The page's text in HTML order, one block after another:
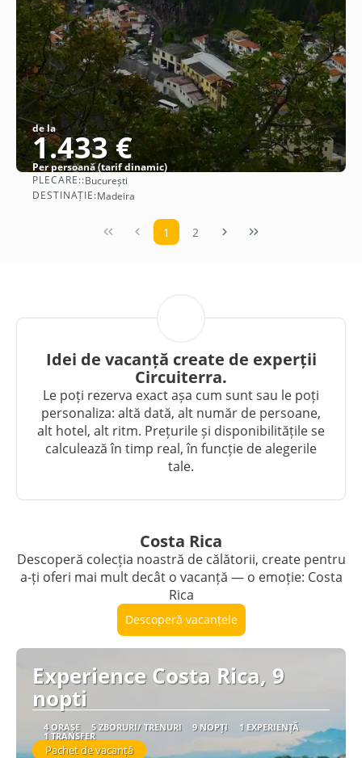
de la
1.433 €
Per persoană (tarif dinamic)
PLECARE::București
DESTINAȚIE:Madeira
1 2
Idei de vacanță create de experții
Circuiterra.
Le poți rezerva exact așa cum sunt sau le poți
personaliza: altă dată, alt număr de persoane,
alt hotel, alt ritm. Prețurile și disponibilitățile se
calculează în timp real, în funcție de alegerile
tale.
Costa Rica
Descoperă colecția noastră de călătorii, create pentru
a-ți oferi mai mult decât o vacanță — o emoție: Costa
Rica
Descoperă vacanțele
Experience Costa Rica, 9
nopti
4 ORAȘE 5 ZBORURI/ TRENURI 9 NOPȚI 1 EXPERIENȚĂ
1 TRANSFER
Pachet de vacanță